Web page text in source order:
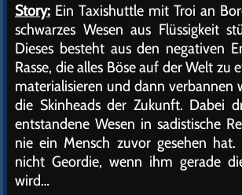
Story: Ein Taxishuttle mit Troi an
schwarzes Wesen aus Flüssigkeit
Dieses besteht aus den negativen
Rasse, die alles Böse auf der Welt zu
materialisieren und dann verbannen
die Skinheads der Zukunft. Dabei
entstandene Wesen in sadistische
nie ein Mensch zuvor gesehen
nicht Geordie, wenn ihm gerade
wird…